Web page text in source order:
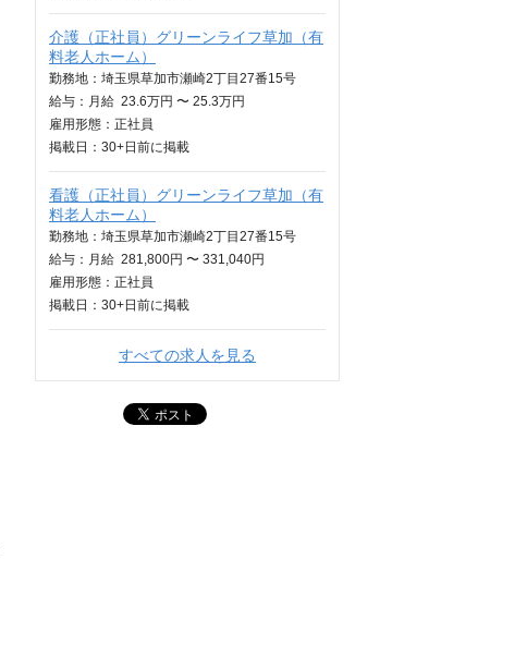
介護（正社員）グリーンライフ草加（有
料老人ホーム）
勤務地：埼玉県草加市瀬崎2丁目27番15号
給与： 月給 23.6万円 〜 25.3万円
雇用形態：正社員
掲載日： 30+日 前に掲載
看護（正社員）グリーンライフ草加（有
料老人ホーム）
勤務地：埼玉県草加市瀬崎2丁目27番15号
給与： 月給 281,800円 〜 331,040円
雇用形態：正社員
掲載日： 30+日 前に掲載
すべての求人を見る